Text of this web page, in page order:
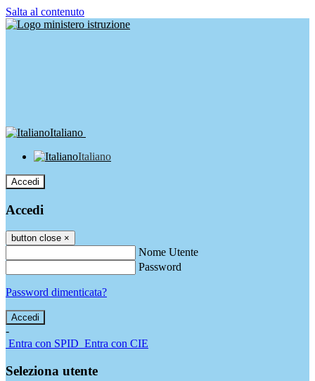
Salta al contenuto
Italiano
Italiano
Accedi
Accedi
button close ×
Nome Utente
Password
Password dimenticata?
-
Entra con SPID Entra con CIE
Seleziona utente